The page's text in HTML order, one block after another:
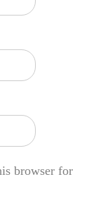
browser for